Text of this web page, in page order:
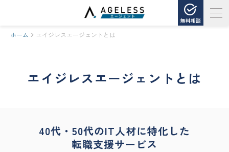
無料相談
ホーム エイジレスエージェントとは
エイジレスエージェントとは
40代・50代のIT人材に特化した
転職支援サービス